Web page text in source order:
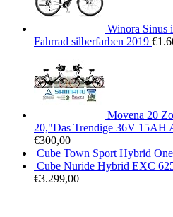
Winora Sinus
Fahrrad silberfarben 2019 €
Movena 20
20,"Das Trendige 36V 15AH
€300,00
Cube Town Sport Hybrid
Cube Nuride Hybrid EXC
€3.299,00